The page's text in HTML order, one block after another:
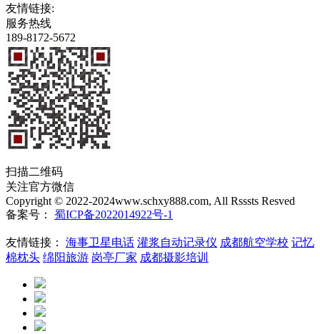
友情链接:
服务热线
189-8172-5672
扫描二维码
关注官方微信
Copyright © 2022-2024www.schxy888.com, All Rsssts Resved
备案号： 蜀ICP备2022014922号-1
友情链接： 海事卫星电话 灌浆自动记录仪 成都航空学校 记忆
棉枕头 绵阳旅游 岗亭厂家 成都摄影培训